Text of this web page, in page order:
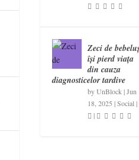
Zeci de
își pierd viața
din cauza
diagnosticelor tardive
byUnBlock |Jun
18, 2025 |Social |
|